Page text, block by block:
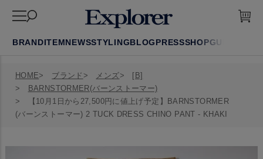
BRANDITEMNEWSSTYLINGBLOGPRESSSHOPGUIDE
HOME ブランド メンズ
[B]
BARNSTORMER(バーンストーマー)
【10月1日から27,500円に値上げ予定】BARNSTORMER
(バーンストーマー) 2 TUCK DRESS CHINO PANT - KHAKI